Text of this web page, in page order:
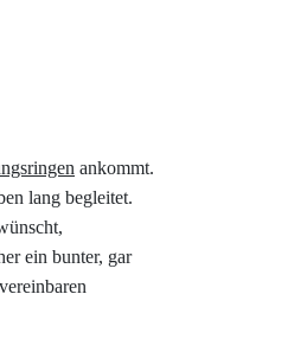
ankommt.
lang begleitet.
ein bunter, gar